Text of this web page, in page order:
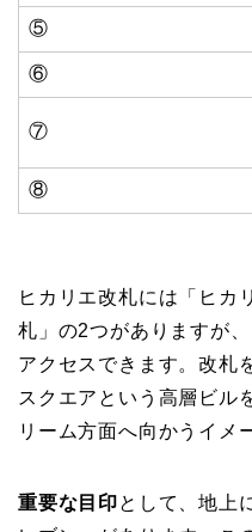
⑤
⑥
⑦
⑧
ヒカリエ改札には「ヒカ
札」の2つがありますが、
アクセスできます。改札
スクエアという高層ビル
リーム方面へ向かうイメ
重要な目印として、地上